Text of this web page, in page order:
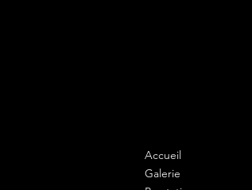
Accueil
Galerie